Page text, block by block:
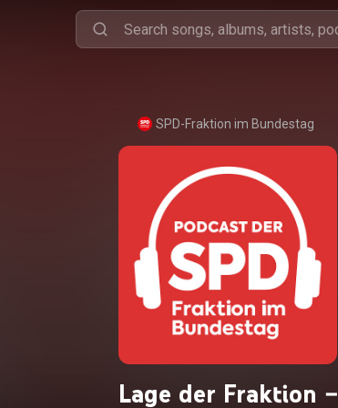
SPD-Fraktion im Bundestag
Lage der Fraktion –